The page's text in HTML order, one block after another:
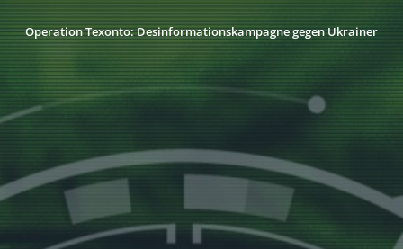
Operation Texonto: Desinformationskampagne gegen Ukrainer